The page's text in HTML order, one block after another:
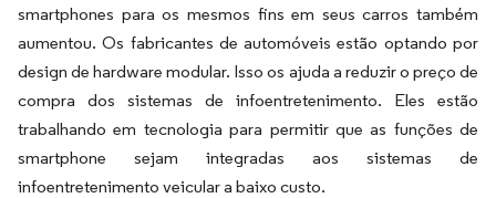
smartphones para os mesmos fins em seus carros também
aumentou. Os fabricantes de automóveis estão optando por
design de hardware modular. Isso os ajuda a reduzir o preço de
compra dos sistemas de infoentretenimento. Eles estão
trabalhando em tecnologia para permitir que as funções de
smartphone sejam integradas aos sistemas de
infoentretenimento veicular a baixo custo.